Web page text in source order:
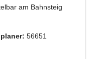
am Bahnsteig
56651